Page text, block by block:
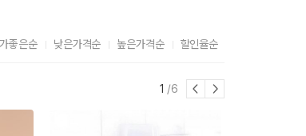
좋은순 낮은가격순 높은가격순 할인율순
1 /6